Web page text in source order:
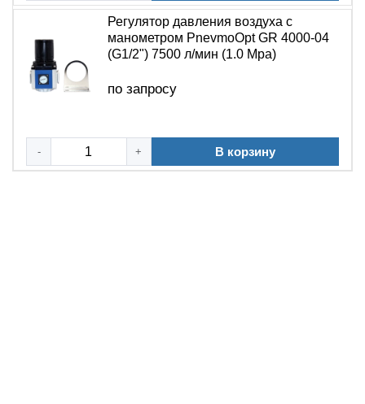
промышленной автоматики обеспечивает стабильную
работу пневмооборудования и предотвращает сбои,
связанные с перепадами давления. Устройство
используется в составе блоков подготовки воздуха, а
также как самостоятельный элемент на магистралях
пневматического инструмента.
Регулятор давления воздуха с
манометром PnevmoOpt GR 4000-04
(G1/2") 7500 л/мин (1.0 Mpa)
по запросу
- + В корзину